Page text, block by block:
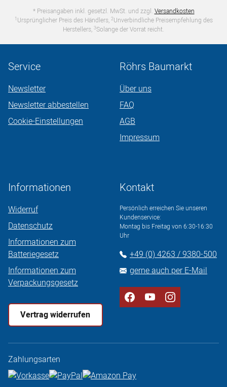
* Preisangaben inkl. gesetzl. MwSt. und zzgl. Versandkosten
1 Ursprünglicher Preis des Händlers, 2Unverbindliche Preisempfehlung des
Herstellers, 3Solange der Vorrat reicht.
Service
Newsletter
Newsletter abbestellen
Cookie-Einstellungen
Röhrs Baumarkt
Über uns
FAQ
AGB
Impressum
Informationen
Widerruf
Datenschutz
Informationen zum
Batteriegesetz
Informationen zum
Verpackungsgesetz
Vertrag widerrufen
Kontakt
Persönlich erreichen Sie unseren
Kundenservice:
Montag bis Freitag von 6:30-16:30
Uhr
+49 (0) 4263 / 9380-500
gerne auch per E-Mail
Zahlungsarten